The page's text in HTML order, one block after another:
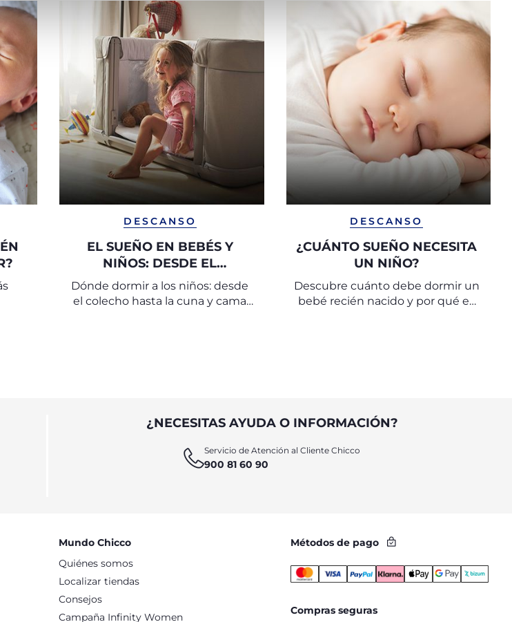
DESCANSO
EL SUEÑO EN BEBÉS Y
NIÑOS: DESDE EL
NACIMIENTO HASTA LOS
PRIMEROS AÑOS
Dónde dormir a los niños: desde
el colecho hasta la cuna y cama
DESCANSO
¿CUÁNTO SUEÑO NECESITA
UN NIÑO?
Descubre cuánto debe dormir un
bebé recién nacido y por qué es
¿NECESITAS AYUDA O INFORMACIÓN?
Servicio de Atención al Cliente Chicco
900 81 60 90
Mundo Chicco
Quiénes somos
Localizar tiendas
Consejos
Campaña Infinity Women
Métodos de pago
Compras seguras